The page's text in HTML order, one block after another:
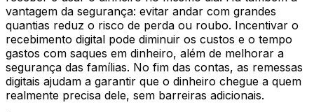
vantagem da segurança: evitar andar com grandes
quantias reduz o risco de perda ou roubo. Incentivar o
recebimento digital pode diminuir os custos e o tempo
gastos com saques em dinheiro, além de melhorar a
segurança das famílias. No fim das contas, as remessas
digitais ajudam a garantir que o dinheiro chegue a quem
realmente precisa dele, sem barreiras adicionais.